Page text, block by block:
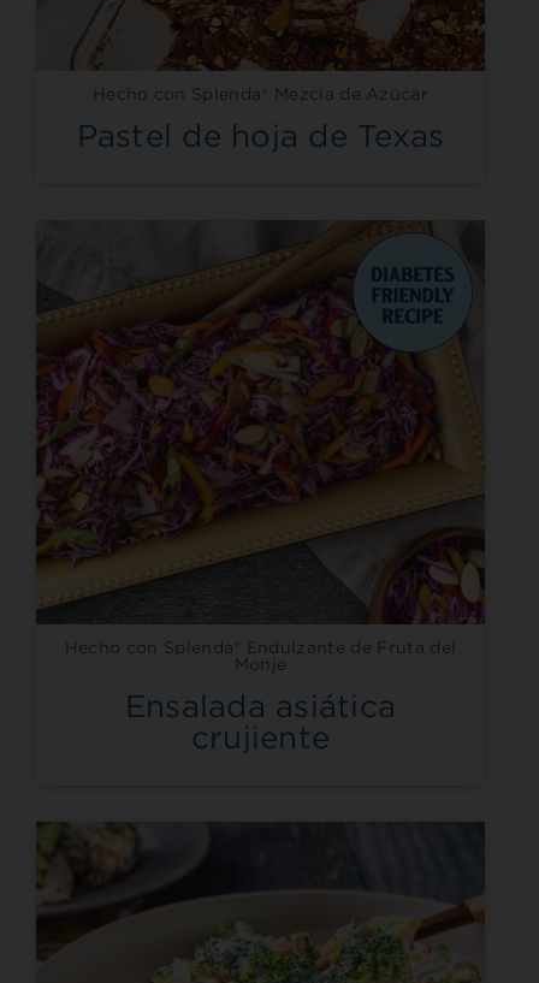
Hecho con Splenda® Mezcla de Azúcar
Pastel de hoja de Texas
Hecho con Splenda® Endulzante de Fruta del
Monje
Ensalada asiática
crujiente